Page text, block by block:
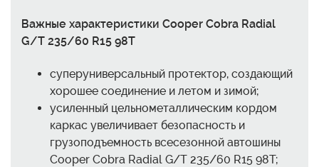
Важные характеристики Cooper Cobra Radial
G/T 235/60 R15 98T
суперуниверсальный протектор, создающий
хорошее соединение и летом и зимой;
усиленный цельнометаллическим кордом
каркас увеличивает безопасность и
грузоподъемность всесезонной автошины
Cooper Cobra Radial G/T 235/60 R15 98T;